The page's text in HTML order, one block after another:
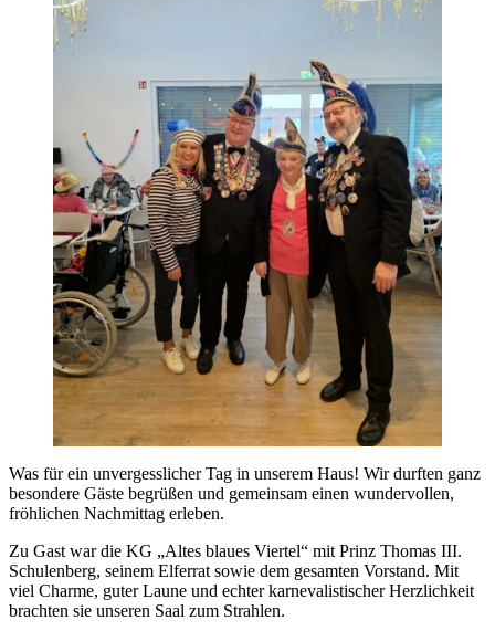
Was für ein unvergesslicher Tag in unserem Haus! Wir durften ganz
besondere Gäste begrüßen und gemeinsam einen wundervollen,
fröhlichen Nachmittag erleben.
Zu Gast war die KG „Altes blaues Viertel“ mit Prinz Thomas III.
Schulenberg, seinem Elferrat sowie dem gesamten Vorstand. Mit
viel Charme, guter Laune und echter karnevalistischer Herzlichkeit
brachten sie unseren Saal zum Strahlen.